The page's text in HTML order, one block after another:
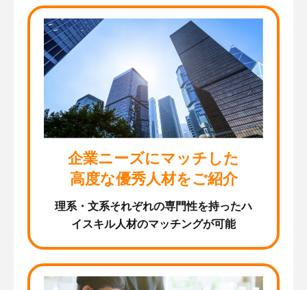
企業ニーズにマッチした
高度な優秀人材をご紹介
理系・文系それぞれの専門性を持ったハ
イスキル人材のマッチングが可能